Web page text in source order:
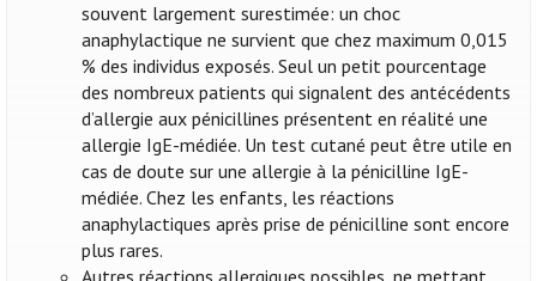
souvent largement surestimée: un choc
anaphylactique ne survient que chez maximum 0,015
% des individus exposés. Seul un petit pourcentage
des nombreux patients qui signalent des antécédents
d’allergie aux pénicillines présentent en réalité une
allergie IgE-médiée. Un test cutané peut être utile en
cas de doute sur une allergie à la pénicilline IgE-
médiée. Chez les enfants, les réactions
anaphylactiques après prise de pénicilline sont encore
plus rares.
Autres réactions allergiques possibles, ne mettant